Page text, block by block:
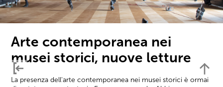
Arte contemporanea nei
musei storici, nuove letture
La presenza dell'arte contemporanea nei musei storici è ormai